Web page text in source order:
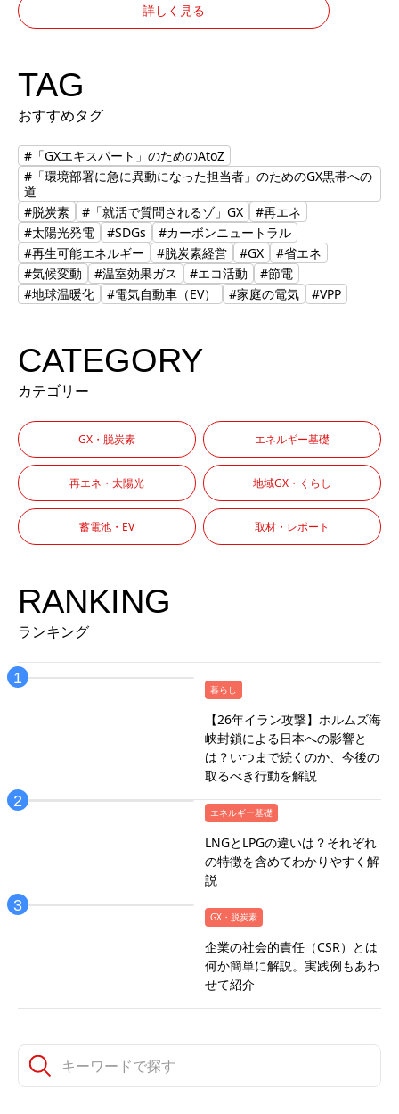
詳しく見る
TAG
おすすめタグ
#「GXエキスパート」のためのAtoZ
#「環境部署に急に異動になった担当者」のためのGX黒帯への
道
#脱炭素
#「就活で質問されるゾ」GX
#再エネ
#太陽光発電
#SDGs
#カーボンニュートラル
#再生可能エネルギー
#脱炭素経営 #GX
#省エネ
#気候変動
#温室効果ガス #エコ活動
#節電
#地球温暖化
#電気自動車（EV） #家庭の電気 #VPP
CATEGORY
カテゴリー
GX・脱炭素 エネルギー基礎
再エネ・太陽光 地域GX・くらし
蓄電池・EV 取材・レポート
RANKING
ランキング
暮らし
【26年イラン攻撃】ホルムズ海
峡封鎖による日本への影響と
は？いつまで続くのか、今後の
取るべき行動を解説
エネルギー基礎
LNGとLPGの違いは？それぞれ
の特徴を含めてわかりやすく解
説
GX・脱炭素
企業の社会的責任（CSR）とは
何か簡単に解説。実践例もあわ
せて紹介